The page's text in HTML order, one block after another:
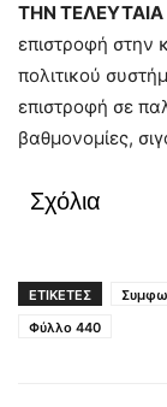
ΤΗΝ ΤΕΛΕΥΤΑΙΑ
επιστροφή στην
πολιτικού
επιστροφή σε
βαθμονομίες,
Σχόλια
ΕΤΙΚΕΤΕΣ
Φύλλο 440